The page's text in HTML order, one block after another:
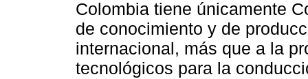
Colombia tiene únicamente
de conocimiento y de
internacional, más que a la
tecnológicos para la